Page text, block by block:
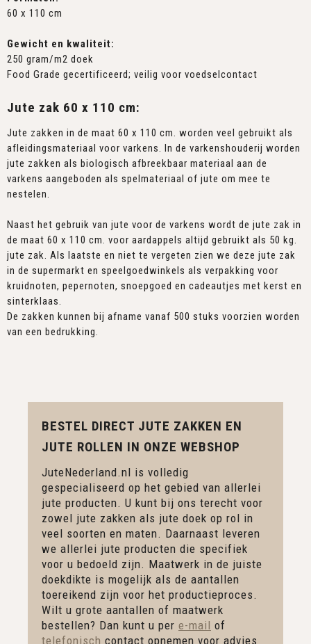
60 x 110 cm
Gewicht en kwaliteit:
250 gram/m2 doek
Food Grade gecertificeerd; veilig voor voedselcontact
Jute zak 60 x 110 cm:
Jute zakken in de maat 60 x 110 cm. worden veel gebruikt als
afleidingsmateriaal voor varkens. In de varkenshouderij worden
jute zakken als biologisch afbreekbaar materiaal aan de
varkens aangeboden als spelmateriaal of jute om mee te
nestelen.
Naast het gebruik van jute voor de varkens wordt de jute zak in
de maat 60 x 110 cm. voor aardappels altijd gebruikt als 50 kg.
jute zak. Als laatste en niet te vergeten zien we deze jute zak
in de supermarkt en speelgoedwinkels als verpakking voor
kruidnoten, pepernoten, snoepgoed en cadeautjes met kerst en
sinterklaas.
De zakken kunnen bij afname vanaf 500 stuks voorzien worden
van een bedrukking.
BESTEL DIRECT JUTE ZAKKEN EN
JUTE ROLLEN IN ONZE WEBSHOP
JuteNederland.nl is volledig
gespecialiseerd op het gebied van allerlei
jute producten. U kunt bij ons terecht voor
zowel jute zakken als jute doek op rol in
veel soorten en maten. Daarnaast leveren
we allerlei jute producten die specifiek
voor u bedoeld zijn. Maatwerk in de juiste
doekdikte is mogelijk als de aantallen
toereikend zijn voor het productieproces.
Wilt u grote aantallen of maatwerk
bestellen? Dan kunt u per e-mail of
telefonisch contact opnemen voor advies